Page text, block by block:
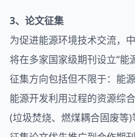
3、论文征集
为促进能源环境技术交流，
将在多家国家级期刊设立“能
征集方向包括但不限于：能
能源开发利用过程的资源综
(垃圾焚烧、燃煤耦合固废等)